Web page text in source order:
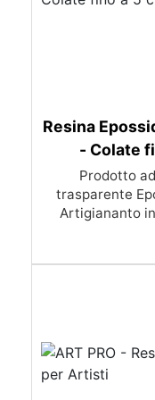
Resina
- Colate
Prodotto
trasparente
Artigiananto
perfetta per
Applicazioni
monete,
spessore